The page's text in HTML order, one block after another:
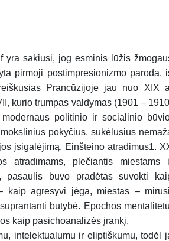
yra sakiusi, jog esminis lūžis
pirmoji postimpresionizmo paroda,
Prancūzijoje jau nuo XIX
kurio trumpas valdymas (1901 –
politinio ir socialinio
pokyčius, sukėlusius
įsigalėjimą, Einšteino atradimus1.
atradimams, plečiantis miestams
pasaulis buvo pradėtas suvokti
kaip agresyvi jėga, miestas –
būtybė. Epochos
kaip pasichoanalizės įrankį.
intelektualumu ir eliptiškumu, todėl